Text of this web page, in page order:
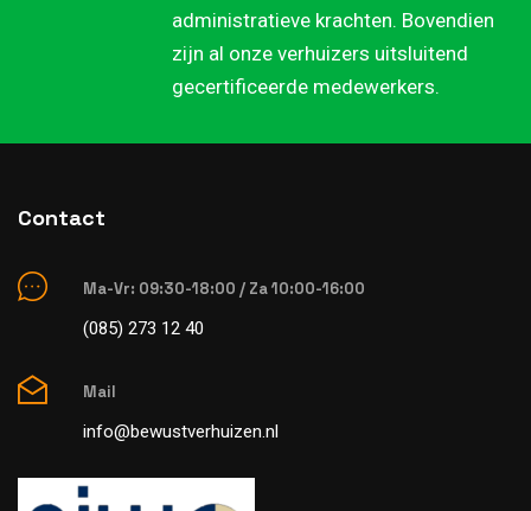
administratieve krachten. Bovendien
zijn al onze verhuizers uitsluitend
gecertificeerde medewerkers.
Contact
Ma-Vr: 09:30-18:00 / Za 10:00-16:00
(085) 273 12 40
Mail
info@bewustverhuizen.nl